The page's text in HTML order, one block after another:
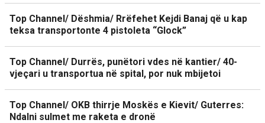
Top Channel/ Dëshmia/ Rrëfehet Kejdi Banaj që u kap
teksa transportonte 4 pistoleta “Glock”
Top Channel/ Durrës, punëtori vdes në kantier/ 40-
vjeçari u transportua në spital, por nuk mbijetoi
Top Channel/ OKB thirrje Moskës e Kievit/ Guterres:
Ndalni sulmet me raketa e dronë